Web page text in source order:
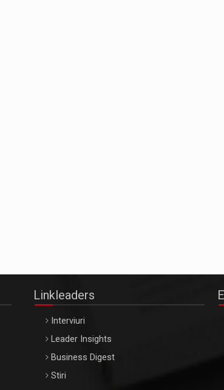
Linkleaders
Interviuri
Leader Insights
Business Digest
Stiri